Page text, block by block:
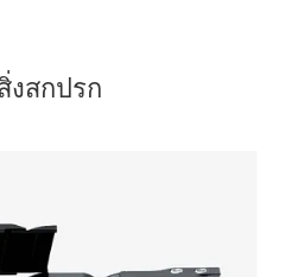
งสกปรก